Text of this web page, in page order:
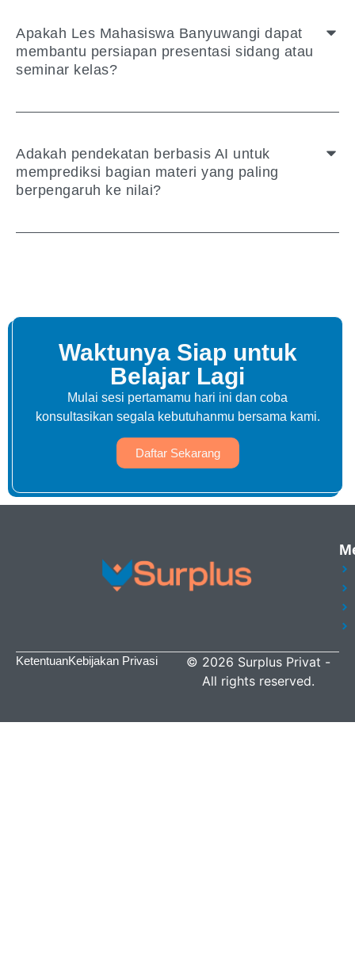
Apakah Les Mahasiswa Banyuwangi dapat
membantu persiapan presentasi sidang atau
seminar kelas?
Adakah pendekatan berbasis AI untuk
memprediksi bagian materi yang paling
berpengaruh ke nilai?
Waktunya Siap untuk
Belajar Lagi
Mulai sesi pertamamu hari ini dan coba
konsultasikan segala kebutuhanmu bersama kami.
Daftar Sekarang
KetentuanKebijakan Privasi © 2026 Surplus Privat -
All rights reserved.